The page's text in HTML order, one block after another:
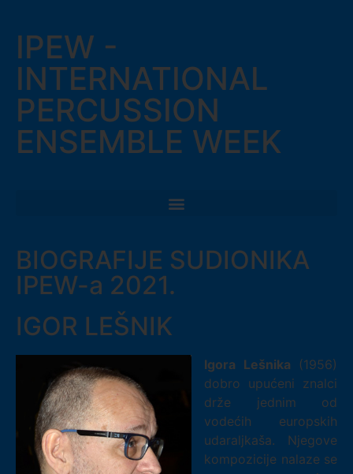
IPEW -
INTERNATIONAL
PERCUSSION
ENSEMBLE WEEK
BIOGRAFIJE SUDIONIKA
IPEW-a 2021.
IGOR LEŠNIK
Igora Lešnika (1956)
dobro upućeni znalci
drže jednim od
vodećih europskih
udaraljkaša. Njegove
kompozicije nalaze se